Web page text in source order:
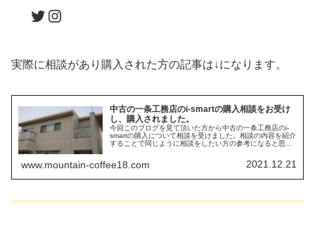
Twitter
Instagram
実際に相談があり購入された方の記事は↓になります。
中古の一条工務店のi-smartの購入相談をお受け
し、購入されました。
今回このブログを見て頂いた方から中古の一条工務店のi-
smartの購入について相談を受けました。相談の内容を紹介
することで同じように相談をしたい方の参考になると思い
www.mountain-coffee18.com 2021.12.21